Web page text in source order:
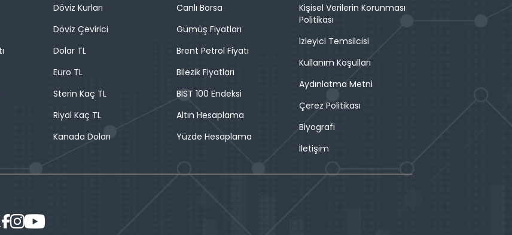
Döviz Kurları
Döviz Çevirici
Dolar TL
Euro TL
Sterin Kaç TL
Riyal Kaç TL
Kanada Doları
Canlı Borsa
Gümüş Fiyatları
Brent Petrol Fiyatı
Bilezik Fiyatları
BIST 100 Endeksi
Altın Hesaplama
Yüzde Hesaplama
Kişisel Verilerin Korunması
Politikası
İzleyici Temsilcisi
Kullanım Koşulları
Aydınlatma Metni
Çerez Politikası
Biyografi
İletişim